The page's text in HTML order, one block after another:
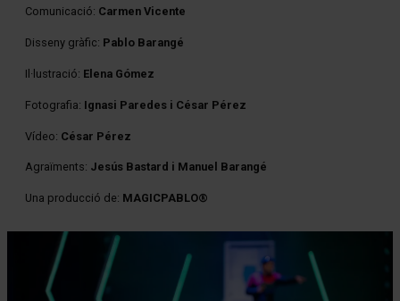
Comunicació: Carmen Vicente
Disseny gràfic: Pablo Barangé
Il·lustració: Elena Gómez
Fotografia: Ignasi Paredes i César Pérez
Vídeo: César Pérez
Agraïments: Jesús Bastard i Manuel Barangé
Una producció de: MAGICPABLO®